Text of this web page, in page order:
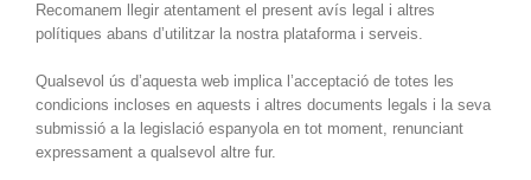
Recomanem llegir atentament el present avís legal i altres
polítiques abans d’utilitzar la nostra plataforma i serveis.
Qualsevol ús d’aquesta web implica l’acceptació de totes les
condicions incloses en aquests i altres documents legals i la seva
submissió a la legislació espanyola en tot moment, renunciant
expressament a qualsevol altre fur.